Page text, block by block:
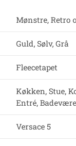
Mønstre, Retro
Guld, Sølv, Grå
Fleecetapet
Køkken, Stue,
Entré,
Versace 5